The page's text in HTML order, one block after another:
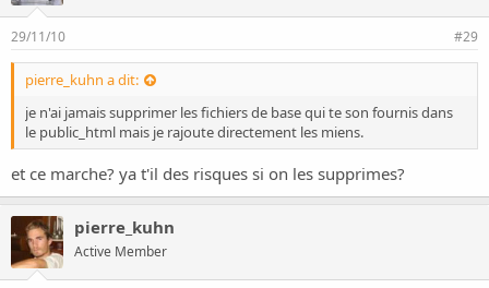
29/11/10 #29
pierre_kuhn a dit:
je n'ai jamais supprimer les fichiers de base qui te son fournis dans
le public_html mais je rajoute directement les miens.
et ce marche? ya t'il des risques si on les supprimes?
pierre_kuhn
Active Member